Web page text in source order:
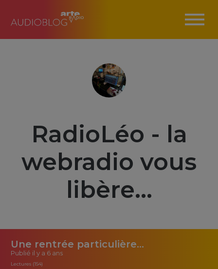
RadioLéo - la
webradio vous
libère...
Une rentrée particulière...
Publié il y a 6 ans
Lectures (154)